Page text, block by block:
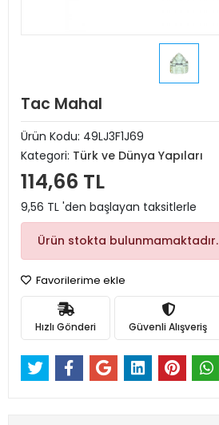
Tac Mahal
Ürün Kodu: 49LJ3F1J69
Kategori: Türk ve Dünya Yapıları
114,66 TL
9,56 TL 'den başlayan taksitlerle
Ürün stokta bulunmamaktadır.
Favorilerime ekle
Hızlı Gönderi Güvenli Alışveriş